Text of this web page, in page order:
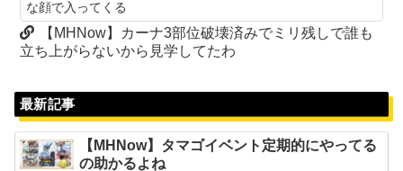
な顔で入ってくる
【MHNow】カーナ3部位破壊済みでミリ残しで誰も
立ち上がらないから見学してたわ
最新記事
【MHNow】タマゴイベント定期的にやってる
の助かるよね